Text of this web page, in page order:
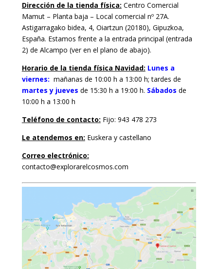
Dirección de la tienda física: Centro Comercial
Mamut – Planta baja – Local comercial nº 27A.
Astigarragako bidea, 4, Oiartzun (20180), Gipuzkoa,
España. Estamos frente a la entrada principal (entrada
2) de Alcampo (ver en el plano de abajo).
Horario de la tienda física Navidad: Lunes a
viernes: mañanas de 10:00 h a 13:00 h; tardes de
martes y jueves de 15:30 h a 19:00 h. Sábados de
10:00 h a 13:00 h
Teléfono de contacto: Fijo: 943 478 273
Le atendemos en: Euskera y castellano
Correo electrónico:
contacto@explorarelcosmos.com